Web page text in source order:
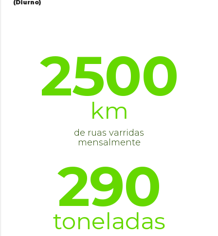
(Diurno)
2500
km
de ruas varridas
mensalmente
290
toneladas